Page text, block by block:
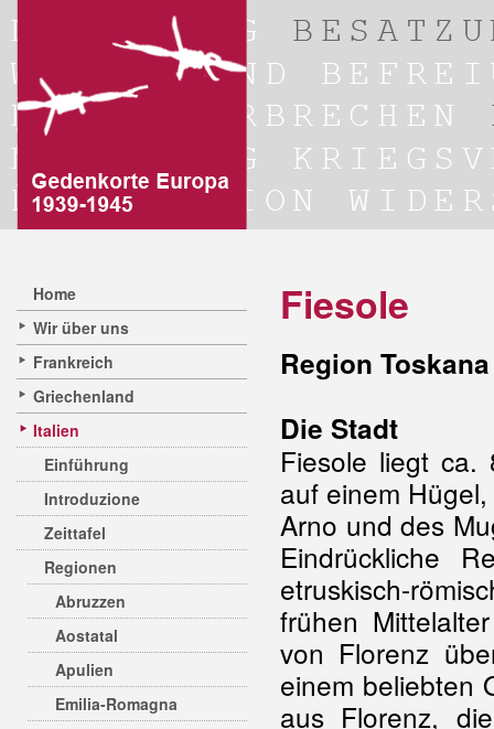
Home
Wir über uns
Frankreich
Griechenland
Italien
Einführung
Introduzione
Zeittafel
Regionen
Abruzzen
Aostatal
Apulien
Emilia-Romagna
Fiesole
Region
Die Stadt
Fiesole liegt
auf einem
Arno und des
Eindrückliche
etruskisch-
frühen
von Florenz
einem beliebten
aus Florenz,